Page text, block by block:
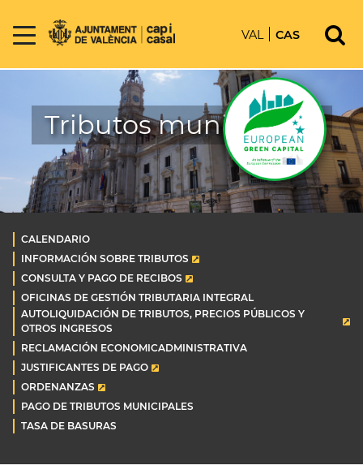
VAL CAS
Tributos municipales
CALENDARIO
INFORMACIÓN SOBRE TRIBUTOS
CONSULTA Y PAGO DE RECIBOS
OFICINAS DE GESTIÓN TRIBUTARIA INTEGRAL
AUTOLIQUIDACIÓN DE TRIBUTOS, PRECIOS PÚBLICOS Y
OTROS INGRESOS
RECLAMACIÓN ECONOMICADMINISTRATIVA
JUSTIFICANTES DE PAGO
ORDENANZAS
PAGO DE TRIBUTOS MUNICIPALES
TASA DE BASURAS